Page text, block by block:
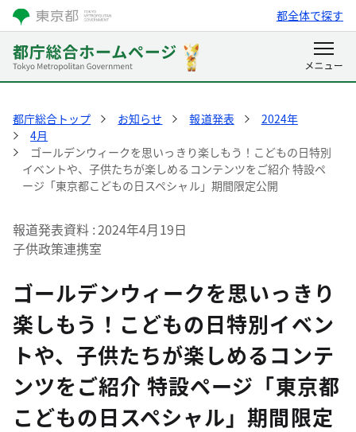
都全体で探す
都庁総合トップ お知らせ 報道発表
2024年
4月
ゴールデンウィークを思いっきり楽しもう！こどもの日特別
イベントや、子供たちが楽しめるコンテンツをご紹介 特設ペ
ージ「東京都こどもの日スペシャル」期間限定公開
報道発表資料 2024年4月19日
子供政策連携室
ゴールデンウィークを思いっきり
楽しもう！こどもの日特別イベン
トや、子供たちが楽しめるコンテ
ンツをご紹介 特設ページ「東京都
こどもの日スペシャル」期間限定